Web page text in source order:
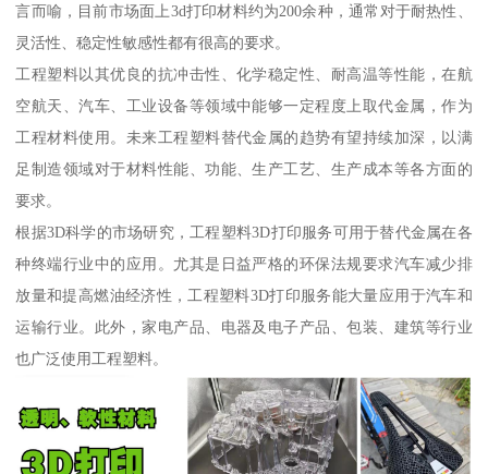
言而喻，目前市场面上3d打印材料约为200余种，通常对于耐热性、
灵活性、稳定性敏感性都有很高的要求。
工程塑料以其优良的抗冲击性、化学稳定性、耐高温等性能，在航
空航天、汽车、工业设备等领域中能够一定程度上取代金属，作为
工程材料使用。未来工程塑料替代金属的趋势有望持续加深，以满
足制造领域对于材料性能、功能、生产工艺、生产成本等各方面的
要求。
根据3D科学的市场研究，工程塑料3D打印服务可用于替代金属在各
种终端行业中的应用。尤其是日益严格的环保法规要求汽车减少排
放量和提高燃油经济性，工程塑料3D打印服务能大量应用于汽车和
运输行业。此外，家电产品、电器及电子产品、包装、建筑等行业
也广泛使用工程塑料。